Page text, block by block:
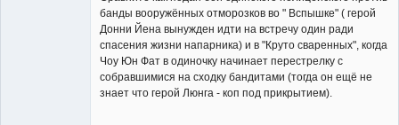
банды вооружённых отморозков во " Вспышке" ( герой
Донни Йена вынужден идти на встречу один ради
спасения жизни напарника) и в "Круто сваренных", когда
Чоу Юн Фат в одиночку начинает перестрелку с
собравшимися на сходку бандитами (тогда он ещё не
знает что герой Люнга - коп под прикрытием).